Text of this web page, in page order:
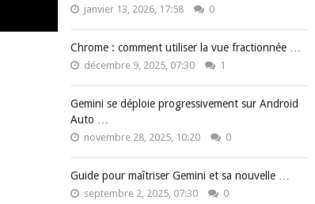
janvier 13, 2026, 17:58 0
Chrome : comment utiliser la vue fractionnée …
décembre 9, 2025, 07:30 1
Gemini se déploie progressivement sur Android
Auto …
novembre 28, 2025, 10:20 0
Guide pour maîtriser Gemini et sa nouvelle …
septembre 2, 2025, 07:30 0